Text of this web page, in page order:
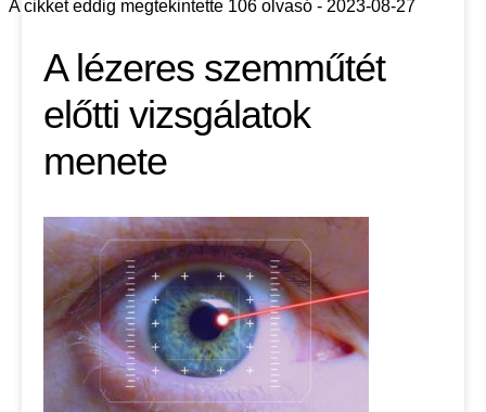
A cikket eddig megtekintette 106 olvasó - 2023-08-27
A lézeres szemműtét
előtti vizsgálatok
menete